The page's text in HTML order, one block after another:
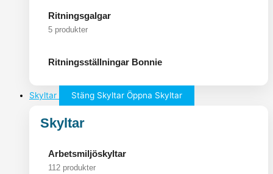
Ritningsgalgar
5 produkter
Ritningsställningar Bonnie
Skyltar Stäng Skyltar Öppna Skyltar
Skyltar
Arbetsmiljöskyltar
112 produkter